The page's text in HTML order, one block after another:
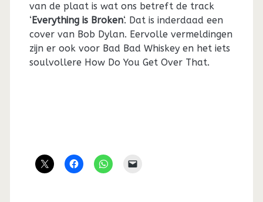
van de plaat is wat ons betreft de track
‘ Everything is Broken‘. Dat is inderdaad een
cover van Bob Dylan. Eervolle vermeldingen
zijn er ook voor Bad Bad Whiskey en het iets
soulvollere How Do You Get Over That.